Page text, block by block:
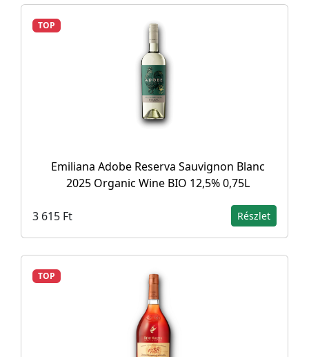
TOP
Emiliana Adobe Reserva Sauvignon Blanc
2025 Organic Wine BIO 12,5% 0,75L
3 615 Ft Részlet
TOP